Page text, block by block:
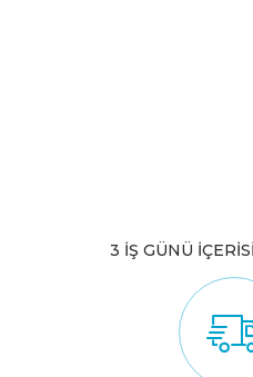
3 İŞ GÜNÜ